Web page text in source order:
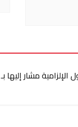
الإلزامية مشار إليها بـ